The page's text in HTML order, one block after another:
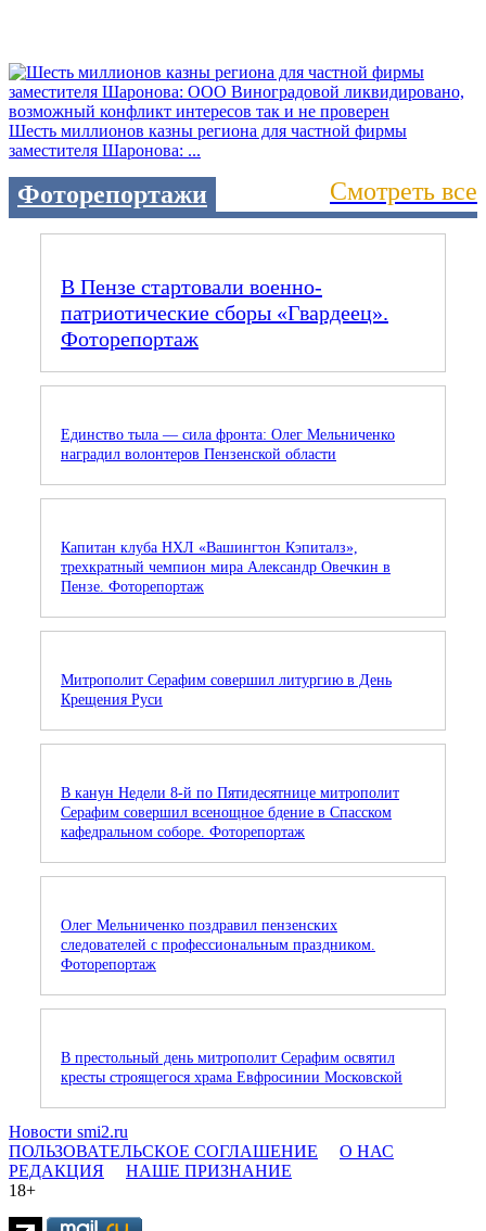
Шесть миллионов казны региона для частной фирмы
заместителя Шаронова: ...
Фоторепортажи Смотреть все
В Пензе стартовали военно-
патриотические сборы «Гвардеец».
Фоторепортаж
Единство тыла — сила фронта: Олег Мельниченко
наградил волонтеров Пензенской области
Капитан клуба НХЛ «Вашингтон Кэпиталз»,
трехкратный чемпион мира Александр Овечкин в
Пензе. Фоторепортаж
Митрополит Серафим совершил литургию в День
Крещения Руси
В канун Недели 8-й по Пятидесятнице митрополит
Серафим совершил всенощное бдение в Спасском
кафедральном соборе. Фоторепортаж
Олег Мельниченко поздравил пензенских
следователей с профессиональным праздником.
Фоторепортаж
В престольный день митрополит Серафим освятил
кресты строящегося храма Евфросинии Московской
Новости smi2.ru
ПОЛЬЗОВАТЕЛЬСКОЕ СОГЛАШЕНИЕ
О НАС
РЕДАКЦИЯ
НАШЕ ПРИЗНАНИЕ
18+